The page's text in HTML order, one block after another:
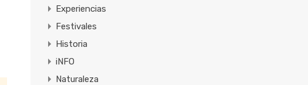
Experiencias
Festivales
Historia
iNFO
Naturaleza